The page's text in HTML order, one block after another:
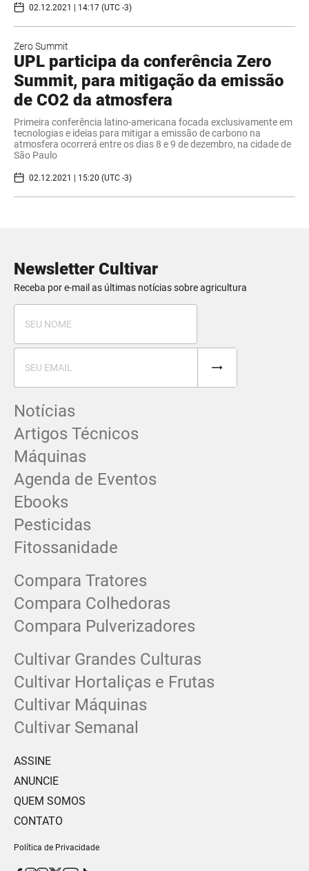
02.12.2021 | 14:17 (UTC -3)
Zero Summit
UPL participa da conferência Zero
Summit, para mitigação da emissão
de CO2 da atmosfera
Primeira conferência latino-americana focada exclusivamente em
tecnologias e ideias para mitigar a emissão de carbono na
atmosfera ocorrerá entre os dias 8 e 9 de dezembro, na cidade de
São Paulo
02.12.2021 | 15:20 (UTC -3)
Newsletter Cultivar
Receba por e-mail as últimas notícias sobre agricultura
Notícias
Artigos Técnicos
Máquinas
Agenda de Eventos
Ebooks
Pesticidas
Fitossanidade
Compara Tratores
Compara Colhedoras
Compara Pulverizadores
Cultivar Grandes Culturas
Cultivar Hortaliças e Frutas
Cultivar Máquinas
Cultivar Semanal
ASSINE
ANUNCIE
QUEM SOMOS
CONTATO
Política de Privacidade